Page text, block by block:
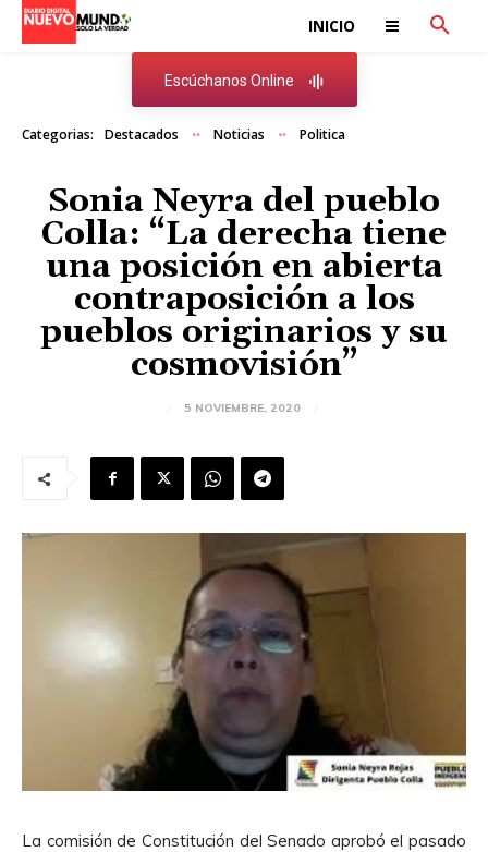
INICIO
Escúchanos Online
Categorias: Destacados Noticias Politica
Sonia Neyra del pueblo
Colla: “La derecha tiene
una posición en abierta
contraposición a los
pueblos originarios y su
cosmovisión”
5 NOVIEMBRE, 2020
La comisión de Constitución del Senado aprobó el pasado